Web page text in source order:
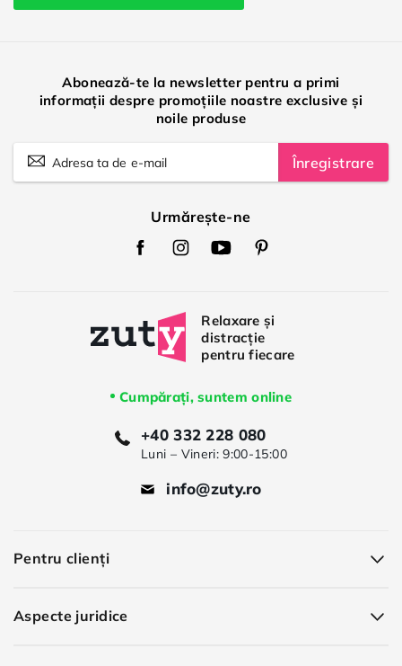
Abonează-te la newsletter pentru a primi
informații despre promoțiile noastre exclusive și
noile produse
Înregistrare
Urmărește-ne
Zuty
Facebook
Zuty
Instagram
Zuty
Youtube
Zuty
Pinterest
Cumpărați, suntem online
+40 332 228 080
Luni – Vineri: 9:00-15:00
info@zuty.ro
Pentru clienți
Aspecte juridice